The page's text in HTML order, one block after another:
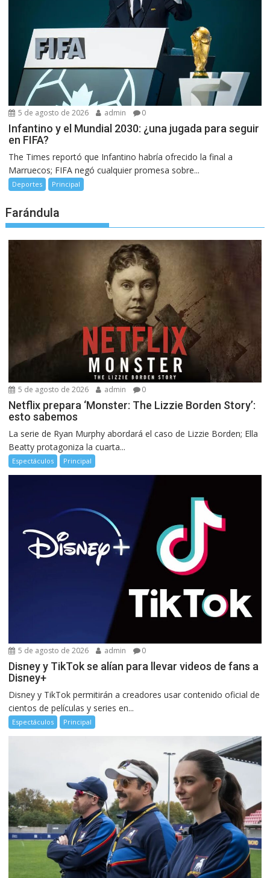
5 de agosto de 2026 admin 0
Infantino y el Mundial 2030: ¿una jugada para seguir
en FIFA?
The Times reportó que Infantino habría ofrecido la final a
Marruecos; FIFA negó cualquier promesa sobre...
Deportes Principal
Farándula
5 de agosto de 2026 admin 0
Netflix prepara ‘Monster: The Lizzie Borden Story’:
esto sabemos
La serie de Ryan Murphy abordará el caso de Lizzie Borden; Ella
Beatty protagoniza la cuarta...
Espectáculos Principal
5 de agosto de 2026 admin 0
Disney y TikTok se alían para llevar videos de fans a
Disney+
Disney y TikTok permitirán a creadores usar contenido oficial de
cientos de películas y series en...
Espectáculos Principal